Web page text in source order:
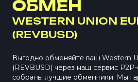
ОБМЕН
WESTERN UNION
(REVBUSD)
Выгодно обменяйте ваш Western
(REVBUSD) через наш сервис
собраны лучшие обменники. Мы